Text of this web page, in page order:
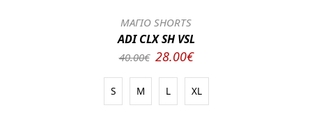
ΜΑΓΙΟ SHORTS
ADI CLX SH VSL
40.00€ 28.00€
S M L XL